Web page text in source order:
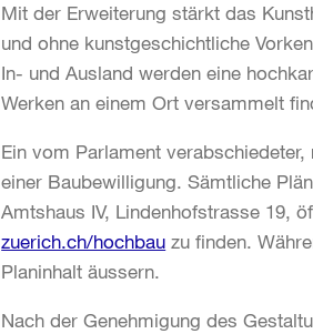
Mit der Erweiterung stärkt das
und ohne kunstgeschichtliche
In- und Ausland werden eine
Werken an einem Ort versammelt
Ein vom Parlament
einer Baubewilligung. Sämtliche
Amtshaus IV, Lindenhofstrasse 19,
zuerich.ch/hochbau zu finden.
Planinhalt äussern.
Nach der Genehmigung des